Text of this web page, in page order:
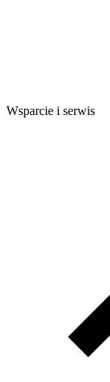
Wsparcie i serwis